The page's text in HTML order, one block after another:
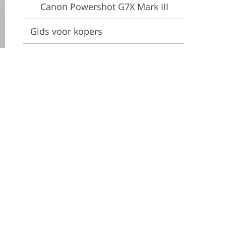
Canon Powershot G7X Mark III
Gids voor kopers